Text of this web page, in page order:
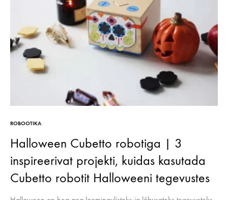
ROBOOTIKA
Halloween Cubetto robotiga | 3
inspireerivat projekti, kuidas kasutada
Cubetto robotit Halloweeni tegevustes